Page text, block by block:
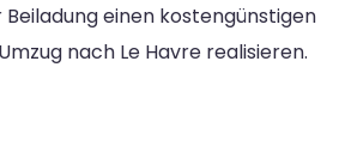
einen kostengünstigen
nach Le Havre realisieren.